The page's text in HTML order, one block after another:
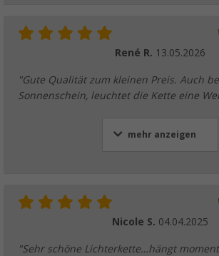
René R. 13.05.2026
"Gute Qualität zum kleinen Preis. Auch
Sonnenschein, leuchtet die Kette eine
mehr anzeigen
Nicole S. 04.04.2025
"Sehr schöne Lichterkette…hängt